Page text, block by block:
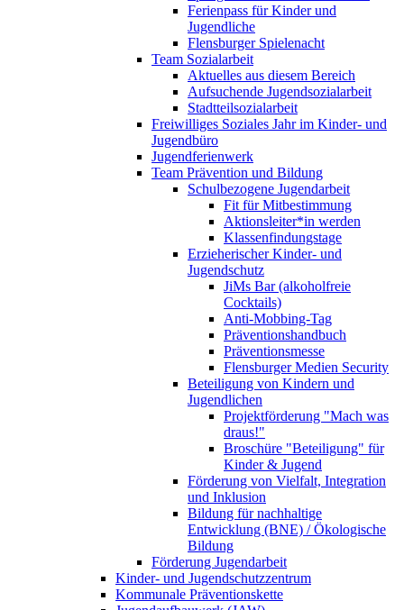
Ferienpass für Kinder und
Jugendliche
Flensburger Spielenacht
Team Sozialarbeit
Aktuelles aus diesem Bereich
Aufsuchende Jugendsozialarbeit
Stadtteilsozialarbeit
Freiwilliges Soziales Jahr im Kinder- und
Jugendbüro
Jugendferienwerk
Team Prävention und Bildung
Schulbezogene Jugendarbeit
Fit für Mitbestimmung
Aktionsleiter*in werden
Klassenfindungstage
Erzieherischer Kinder- und
Jugendschutz
JiMs Bar (alkoholfreie
Cocktails)
Anti-Mobbing-Tag
Präventionshandbuch
Präventionsmesse
Flensburger Medien Security
Beteiligung von Kindern und
Jugendlichen
Projektförderung "Mach was
draus!"
Broschüre "Beteiligung" für
Kinder & Jugend
Förderung von Vielfalt, Integration
und Inklusion
Bildung für nachhaltige
Entwicklung (BNE) / Ökologische
Bildung
Förderung Jugendarbeit
Kinder- und Jugendschutzzentrum
Kommunale Präventionskette